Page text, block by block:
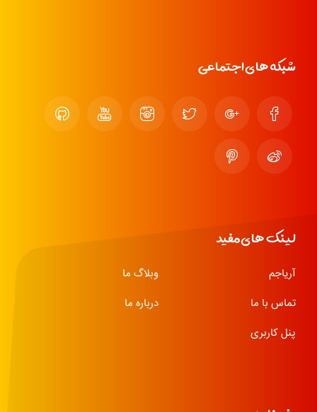
شبکه های اجتماعی
لینک های مفید
آریاجم
وبلاگ ما
تماس با ما
درباره ما
پنل کاربری